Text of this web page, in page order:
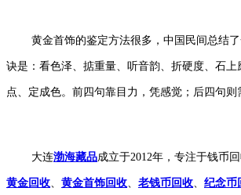
黄金首饰的鉴定方法很多，中国民间总结
诀是：看色泽、掂重量、听音韵、折硬度、石上
点、定成色。前四句靠目力，凭感觉；后四句则
大连渤海藏品成立于2012年，专注于钱币回
黄金回收 黄金首饰回收 老钱币回收 纪念币